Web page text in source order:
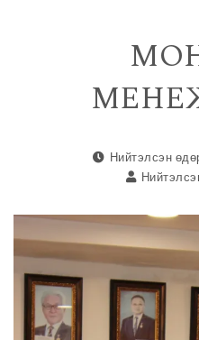
Нийтэлсэн